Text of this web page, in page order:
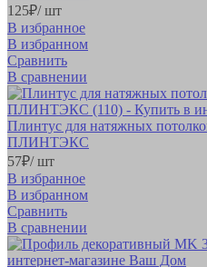
125₽/ шт
В избранное
В избранном
Сравнить
В сравнении
Плинтус для натяжных
ПЛИНТЭКС
57₽/ шт
В избранное
В избранном
Сравнить
В сравнении